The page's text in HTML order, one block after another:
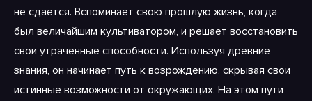
не сдается. Вспоминает свою прошлую жизнь, когда
был величайшим культиватором, и решает восстановить
свои утраченные способности. Используя древние
знания, он начинает путь к возрождению, скрывая свои
истинные возможности от окружающих. На этом пути